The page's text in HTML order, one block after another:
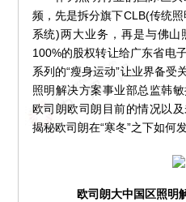
频，先是拆分旗下CLB(传统
系统)两大业务，再是与佛
100%的股权转让给广东省电
系列的“瘦身运动”让业界备受
照明解决方案事业部总监韩
欧司朗欧司朗目前的情况以
揭秘欧司朗在“寒冬”之下如何发
欧司朗大中国区照明